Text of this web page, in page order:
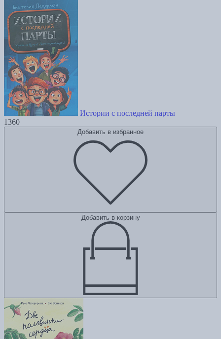
Истории с последней парты
1360
Добавить в избранное
Добавить в корзину